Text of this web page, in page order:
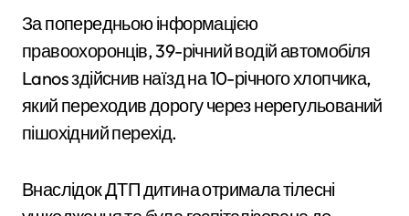
За попередньою інформацією
правоохоронців, 39-річний водій автомобіля
Lanos здійснив наїзд на 10-річного хлопчика,
який переходив дорогу через нерегульований
пішохідний перехід.
Внаслідок ДТП дитина отримала тілесні